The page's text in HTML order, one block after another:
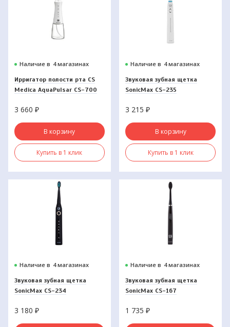
Наличие в 4 магазинах
Ирригатор полости рта CS
Medica AquaPulsar CS-700
3 660 ₽
В корзину
Купить в 1 клик
Наличие в 4 магазинах
Звуковая зубная щетка
SonicMax CS-235
3 215₽
В корзину
Купить в 1 клик
Наличие в 4 магазинах
Звуковая зубная щетка
SonicMax CS-234
3 180 ₽
Наличие в 4 магазинах
Звуковая зубная щетка
SonicMax CS-167
1 735₽